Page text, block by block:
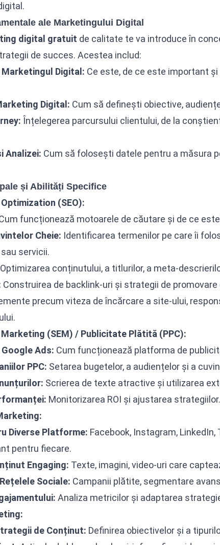
ale Marketingului Digital
digital gratuit de calitate te va introduce în
de succes. Acestea includ:
Digital: Ce este, de ce este important
Digital: Cum să definești obiective,
Înțelegerea parcursului clientului, de la
Analizei: Cum să folosești datele pentru a măsura
și Abilități Specifice
(SEO):
funcționează motoarele de căutare și de ce
Cheie: Identificarea termenilor pe care îi
servicii.
Optimizarea conținutului, a titlurilor, a meta-
Construirea de backlink-uri și strategii de promovare
precum viteza de încărcare a site-ului,
Marketing (SEM) / Publicitate Plătită (PPC):
Google Ads: Cum funcționează platforma de
PPC: Setarea bugetelor, a audiențelor și a
Scrierea de texte atractive și utilizarea
Monitorizarea ROI și ajustarea strategiilor.
Diverse Platforme: Facebook, Instagram,
pentru fiecare.
Engaging: Texte, imagini, video-uri care
Sociale: Campanii plătite, segmentare
Analiza metricilor și adaptarea
de Conținut: Definirea obiectivelor și a